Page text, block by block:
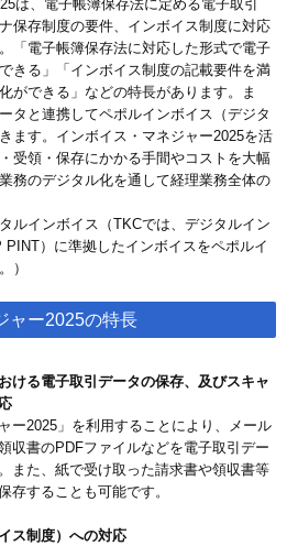
は、電子帳簿保存法に定める電子取引
保存制度の要件、インボイス制度に対応
「電子帳簿保存法に対応した形式で電子
きる」「インボイス制度の記載要件を満
ができる」などの特長があります。ま
タと連携してペポルインボイス（デジタ
ます。インボイス・マネジャー2025を活
受領・保存にかかる手間やコストを大幅
務のデジタル化を通して経理業務全体の
ルインボイス（TKCでは、デジタルイン
）に準拠したインボイスをペポルイ
）
ャー2025の特長
ける電子取引データの保存、及びスキャ
ー2025」を利用することにより、メール
収書のPDFファイルなどを電子取引デー
また、紙で受け取った請求書や領収書等
存することも可能です。
ス制度）への対応